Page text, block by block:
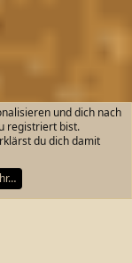
Ltd.
und dich nach
registriert bist.
du dich damit